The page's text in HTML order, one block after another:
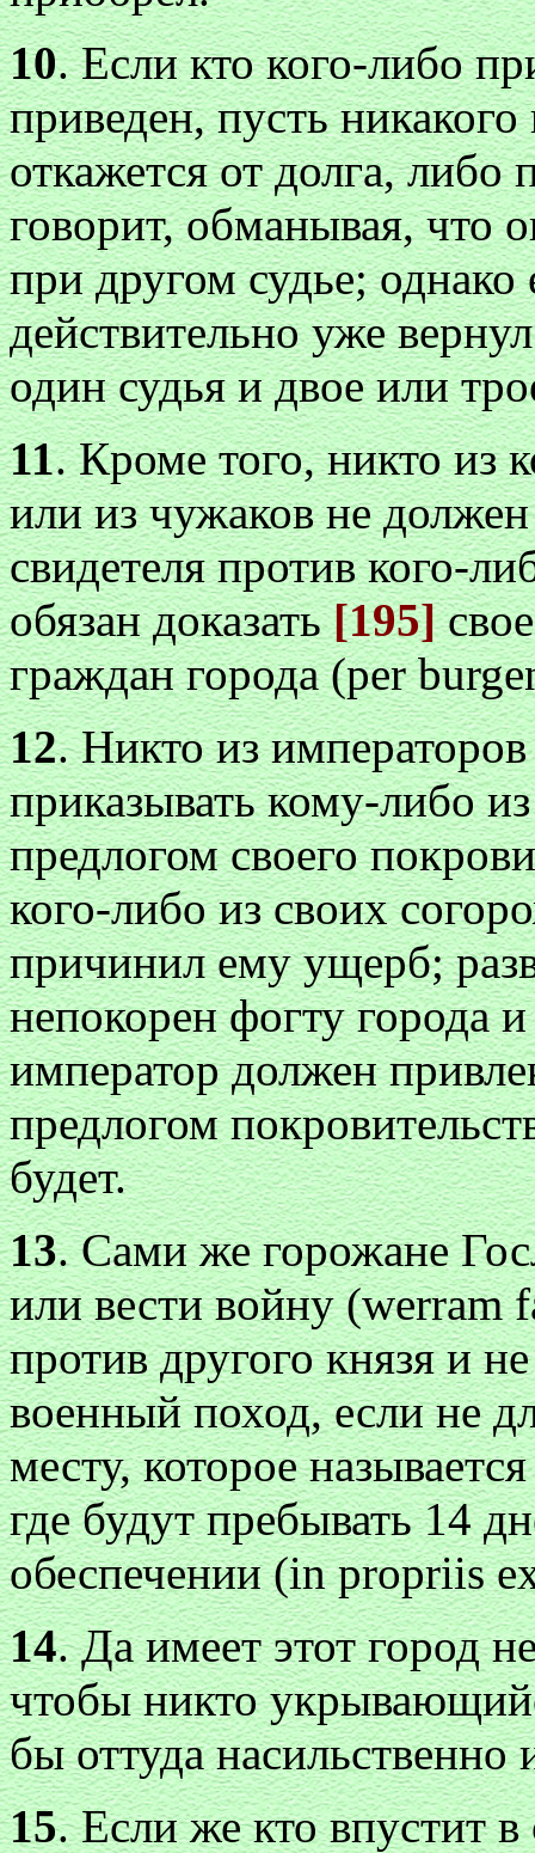
10. Если кто кого-либо
приведен, пусть никакого
откажется от долга, либо
говорит, обманывая, что
при другом судье; однако
действительно уже
один судья и двое или
11. Кроме того, никто из
или из чужаков не
свидетеля против кого-
обязан доказать[195]
граждан города (per
12. Никто из
приказывать кому-либо
предлогом своего
кого-либо из своих
причинил ему ущерб;
непокорен фогту города
император должен
предлогом
будет.
13. Сами же горожане
или вести войну (werram
против другого князя и
военный поход, если не
месту, которое
где будут пребывать 14
обеспечении (in propriis
14. Да имеет этот город
чтобы никто
бы оттуда насильственно
15. Если же кто впустит